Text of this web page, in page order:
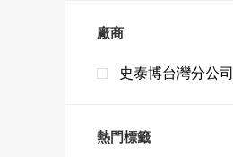
廠商
史泰博台灣分公司
熱門標籤